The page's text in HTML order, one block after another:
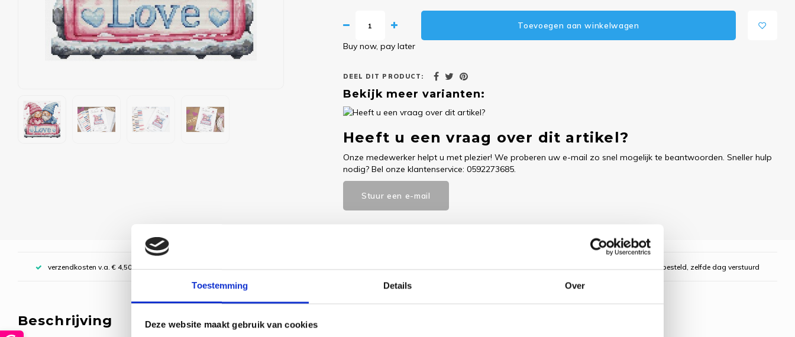
Toestemming Details Over
Deze website maakt gebruik van cookies
Toevoegen aan winkelwagen
Buy now, pay later
DEEL DIT PRODUCT:
Bekijk meer varianten:
Heeft u een vraag over dit artikel?
Onze medewerker helpt u met plezier! We proberen uw e-mail zo snel mogelijk te beantwoorden. Sneller hulp
nodig? Bel onze klantenservice: 0592273685.
Stuur een e-mail
verzendkosten v.a. € 4,50, boven € 70,00 gratis (NL) Voor 16:00 uur besteld, zelfde dag verstuurd
Beschrijving